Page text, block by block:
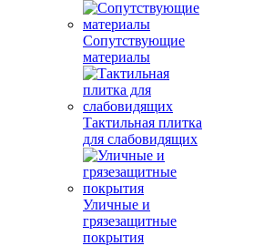
Сопутствующие
материалы
Тактильная плитка
для слабовидящих
Уличные и
грязезащитные
покрытия